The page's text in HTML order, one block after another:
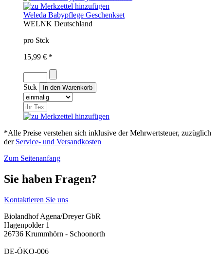
Weleda Babypflege Geschenkset
WELNK Deutschland
pro Stck
15,99 € *
Stck
*Alle Preise verstehen sich inklusive der Mehrwertsteuer, zuzüglich
der Service- und Versandkosten
Zum Seitenanfang
Sie haben Fragen?
Kontaktieren Sie uns
Biolandhof Agena/Dreyer GbR
Hagenpolder 1
26736 Krummhörn - Schoonorth
DE-ÖKO-006